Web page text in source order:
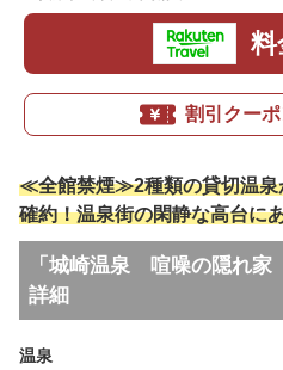
料
割引クー
≪全館禁煙≫2種類の貸切温
確約！温泉街の閑静な高台に
「城崎温泉 喧噪の隠れ
詳細
温泉